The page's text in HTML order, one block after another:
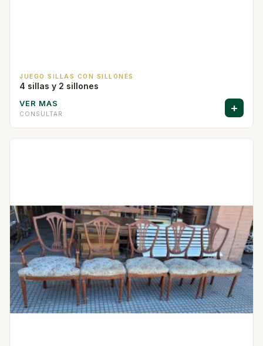
JUEGO SILLAS CON SILLONES
4 sillas y 2 sillones
VER MAS
CONSULTAR +